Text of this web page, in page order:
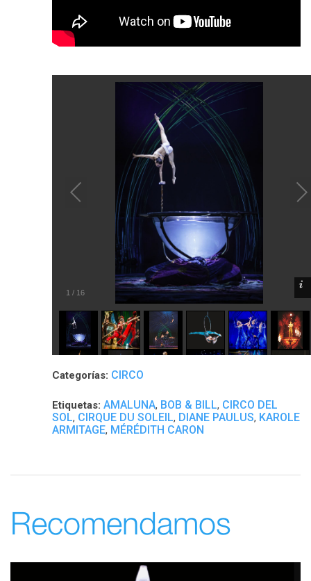
1 / 16
Categorías: CIRCO
Etiquetas: AMALUNA, BOB & BILL, CIRCO DEL
SOL, CIRQUE DU SOLEIL, DIANE PAULUS, KAROLE
ARMITAGE, MÉRÉDITH CARON
Recomendamos